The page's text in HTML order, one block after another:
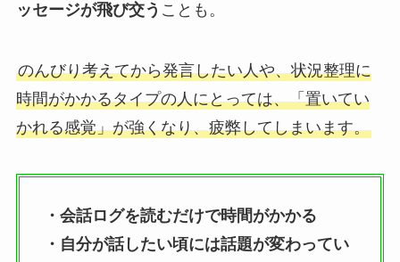
ッセージが飛び交う ことも。
のんびり考えてから発言したい人や、状況整理に
時間がかかるタイプの人にとっては、「置いてい
かれる感覚」が強くなり、疲弊してしまいます。
・会話ログを読むだけで時間がかかる
・自分が話したい頃には話題が変わってい